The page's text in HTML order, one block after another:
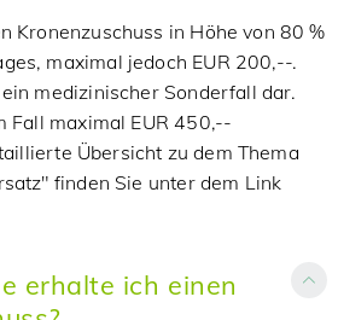
Kronenzuschuss in Höhe von 80 %
maximal jedoch EUR 200,--.
medizinischer Sonderfall dar.
Fall maximal EUR 450,--
Übersicht zu dem Thema
finden Sie unter dem Link
erhalte ich einen